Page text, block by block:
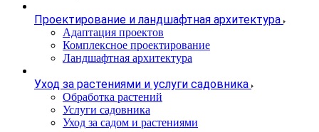
Проектирование и ландшафтная архитектура
Адаптация проектов
Комплексное проектирование
Ландшафтная архитектура
Уход за растениями и услуги садовника
Обработка растений
Услуги садовника
Уход за садом и растениями